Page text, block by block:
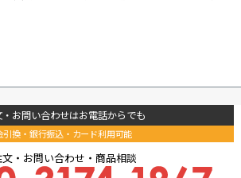
・お問い合わせはお電話からでも
引換・銀行振込・カード利用可能
文・お問い合わせ・商品相談